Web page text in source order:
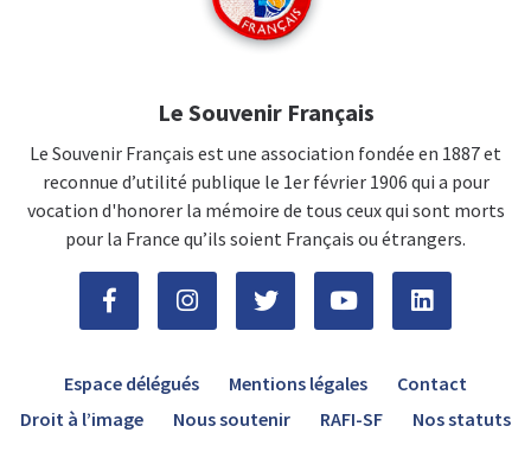
Le Souvenir Français
Le Souvenir Français est une association fondée en 1887 et
reconnue d’utilité publique le 1er février 1906 qui a pour
vocation d'honorer la mémoire de tous ceux qui sont morts
pour la France qu’ils soient Français ou étrangers.
Espace délégués Mentions légales
Contact
Droit à l’image
Nous soutenir RAFI-SF Nos statuts